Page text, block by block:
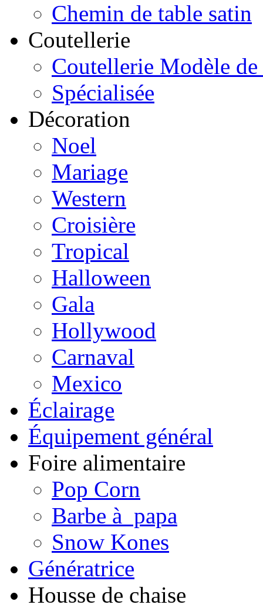
Chemin de table satin
Coutellerie
Coutellerie Modèle de
Spécialisée
Décoration
Noel
Mariage
Western
Croisière
Tropical
Halloween
Gala
Hollywood
Carnaval
Mexico
Éclairage
Équipement général
Foire alimentaire
Pop Corn
Barbe à papa
Snow Kones
Génératrice
Housse de chaise